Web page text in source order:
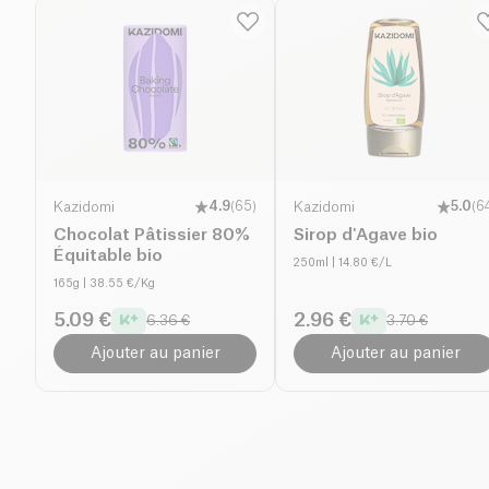
Kazidomi 4.9(65)
Chocolat Pâtissier 80%
Équitable bio
165g | 38.55 €/Kg
5.09 € 6.36 €
Ajouter au panier
Kazidomi 5.0(
Sirop d'Agave bio
250ml | 14.80 €/L
2.96 € 3.70 €
Ajouter au panier